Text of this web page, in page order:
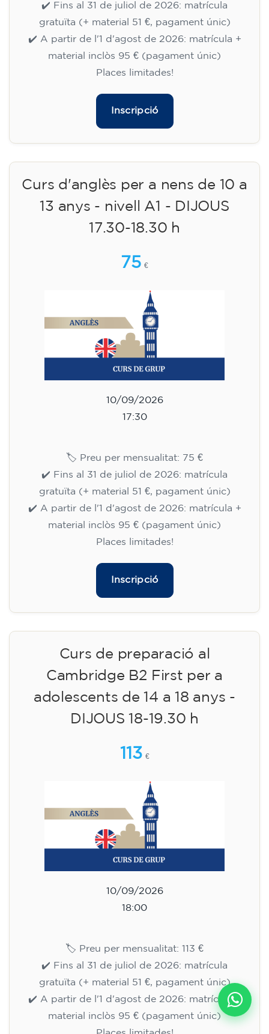
✔️ Fins al 31 de juliol de 2026: matrícula
gratuïta (+ material 51 €, pagament únic)
✔️ A partir de l'1 d'agost de 2026: matrícula +
material inclòs 95 € (pagament únic)
Places limitades!
Inscripció
Curs d'anglès per a nens de 10 a
13 anys - nivell A1 - DIJOUS
17.30-18.30 h
75 €
10/09/2026
17:30
🏷️ Preu per mensualitat: 75 €
✔️ Fins al 31 de juliol de 2026: matrícula
gratuïta (+ material 51 €, pagament únic)
✔️ A partir de l'1 d'agost de 2026: matrícula +
material inclòs 95 € (pagament únic)
Places limitades!
Inscripció
Curs de preparació al
Cambridge B2 First per a
adolescents de 14 a 18 anys -
DIJOUS 18-19.30 h
113 €
10/09/2026
18:00
🏷️ Preu per mensualitat: 113 €
✔️ Fins al 31 de juliol de 2026: matrícula
gratuïta (+ material 51 €, pagament únic)
✔️ A partir de l'1 d'agost de 2026: matrícula +
material inclòs 95 € (pagament únic)